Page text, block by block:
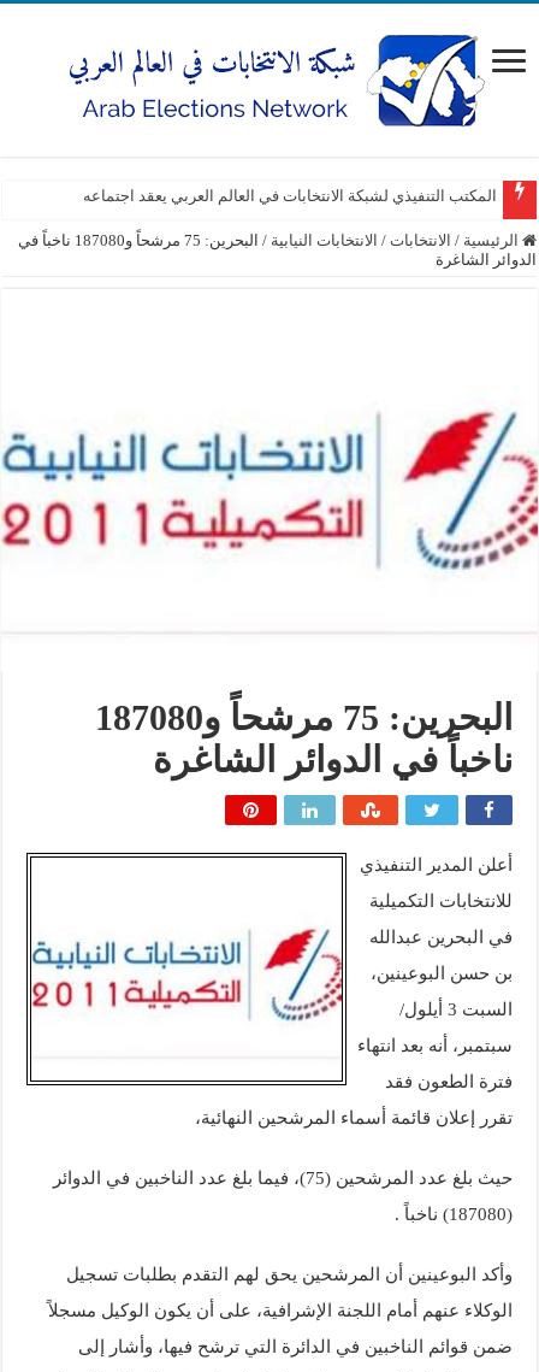
المكتب التنفيذي لشبكة الانتخابات في العالم العربي يعقد اجتماعه
الرئيسية / الانتخابات / الانتخابات النيابية /
البحرين: 75 مرشحاً و187080 ناخباً في
الدوائر الشاغرة
البحرين: 75 مرشحاً و187080
ناخباً في الدوائر الشاغرة
أعلن المدير التنفيذي
للانتخابات التكميلية
في البحرين عبدالله
بن حسن البوعينين،
السبت 3 أيلول/
سبتمبر، أنه بعد انتهاء
فترة الطعون فقد
تقرر إعلان قائمة أسماء المرشحين النهائية،
حيث بلغ عدد المرشحين (75)، فيما بلغ عدد الناخبين في الدوائر
(187080) ناخباً .
وأكد البوعينين أن المرشحين يحق لهم التقدم بطلبات تسجيل
الوكلاء عنهم أمام اللجنة الإشرافية، على أن يكون الوكيل مسجلاً
ضمن قوائم الناخبين في الدائرة التي ترشح فيها، وأشار إلى